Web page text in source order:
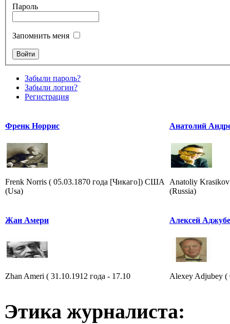
Пароль
Запомнить меня
Забыли пароль?
Забыли логин?
Регистрация
Френк Норрис
Frenk Norris ( 05.03.1870 года [Чикаго]) США
(Usa)
Анатолий
Anatoliy
(Russia)
Жан Амери
Zhan Ameri ( 31.10.1912 года - 17.10
Алексей
Alexey Adjubey (
Этика журналиста: